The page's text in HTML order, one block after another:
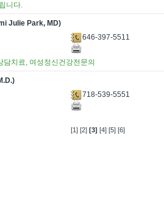
니다.
Julie Park, MD)
646-397-5511
담치료, 여성정신건강전문의
718-539-5551
[1] [2] [3] [4] [5] [6]